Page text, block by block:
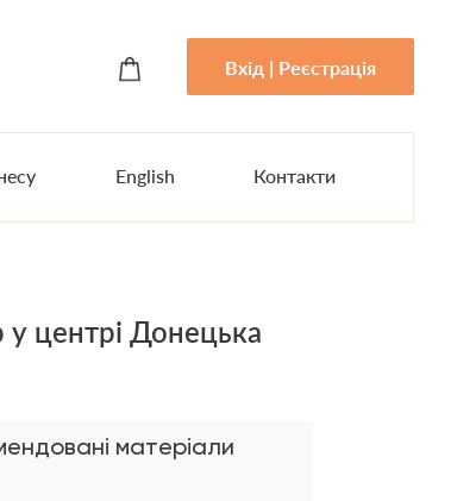
Вхід | Реєстрація
English Контакти
у центрі Донецька
матеріали